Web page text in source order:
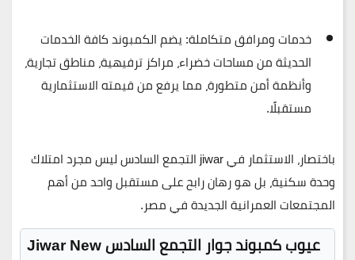
خدمات ومرافق متكاملة: يضم الكمبوند كافة الخدمات
الحديثة من مساحات خضراء، مراكز ترفيهية، مناطق تجارية،
وأنظمة أمن متطورة، مما يرفع من قيمته الاستثمارية
مستقبلًا.
باختصار، الاستثمار في jiwar التجمع السادس ليس مجرد امتلاك
وحدة سكنية، بل هو رهان رابح على مستقبل واحد من أهم
المجتمعات العمرانية الجديدة في مصر.
عيوب كمبوند جوار التجمع السادس Jiwar New